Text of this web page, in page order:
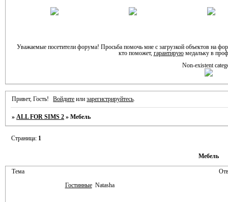
Уважаемые посетители форума! Просьба помочь мне с загрузкой объектов на
кто поможет, гарантируюмедальку в
Non-existent
Привет, Гость! Войдите илизарегистрируйтесь
» ALL FOR SIMS 2 »Мебель
Мебель
Страница: 1
Тема
Гостинные Natasha